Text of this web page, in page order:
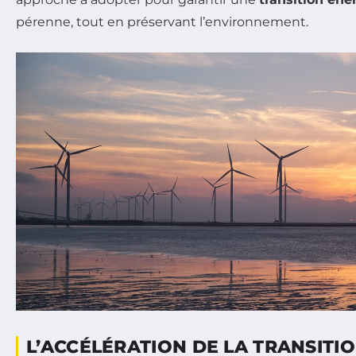
pérenne, tout en préservant l’environnement.
L’ACCÉLÉRATION DE LA